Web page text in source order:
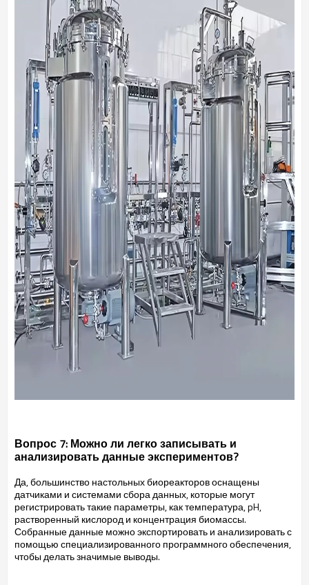
Вопрос 7: Можно ли легко записывать и
анализировать данные экспериментов?
Да, большинство настольных биореакторов оснащены
датчиками и системами сбора данных, которые могут
регистрировать такие параметры, как температура, pH,
растворенный кислород и концентрация биомассы.
Собранные данные можно экспортировать и анализировать с
помощью специализированного программного обеспечения,
чтобы делать значимые выводы.